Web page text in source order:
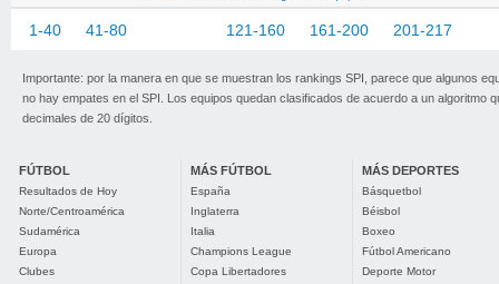
1-40 41-80 121-160 161-200 201-217
Importante: por la manera en que se muestran los rankings SPI, parece que algunos
no hay empates en el SPI. Los equipos quedan clasificados de acuerdo a un algoritmo
decimales de 20 dígitos.
FÚTBOL
Resultados de Hoy
Norte/Centroamérica
Sudamérica
Europa
Clubes
MÁS FÚTBOL
España
Inglaterra
Italia
Champions League
Copa Libertadores
MÁS DEPORTES
Básquetbol
Béisbol
Boxeo
Fútbol Americano
Deporte Motor